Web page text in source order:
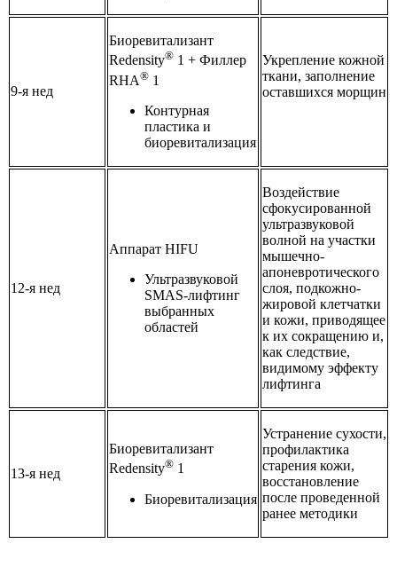
9-я нед
Биоревитализант
Redensity® 1 + Филлер
RHA® 1
Контурная
пластика и
биоревитализация
Укрепление кожной
ткани, заполнение
оставшихся морщин
12-я нед
Аппарат HIFU
Ультразвуковой
SMAS-лифтинг
выбранных
областей
Воздействие
сфокусированной
ультразвуковой
волной на участки
мышечно-
апоневротического
слоя, подкожно-
жировой клетчатки
и кожи, приводящее
к их сокращению и,
как следствие,
видимому эффекту
лифтинга
13-я нед
Биоревитализант
Redensity® 1
Биоревитализация
Устранение сухости,
профилактика
старения кожи,
восстановление
после проведенной
ранее методики